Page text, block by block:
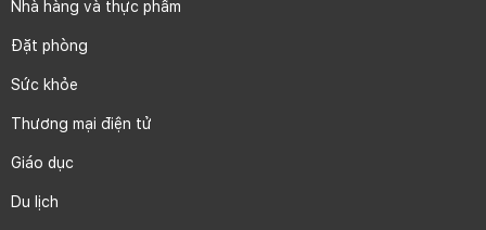
Nhà hàng và thực phẩm
Đặt phòng
Sức khỏe
Thương mại điện tử
Giáo dục
Du lịch